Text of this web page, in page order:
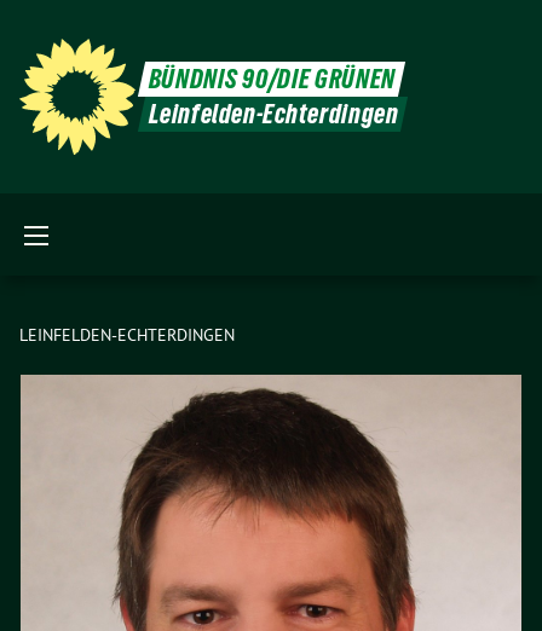
BÜNDNIS 90/DIE GRÜNEN
Leinfelden-Echterdingen
LEINFELDEN-ECHTERDINGEN